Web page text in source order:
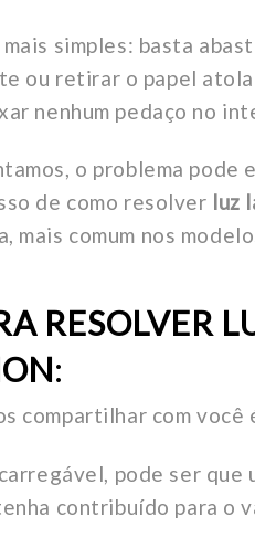
simples: basta
ou retirar o papel
nenhum pedaço no
o problema pode
de como resolver luz
mais comum nos
RESOLVER
:
compartilhar com você
pode ser que
contribuído para o